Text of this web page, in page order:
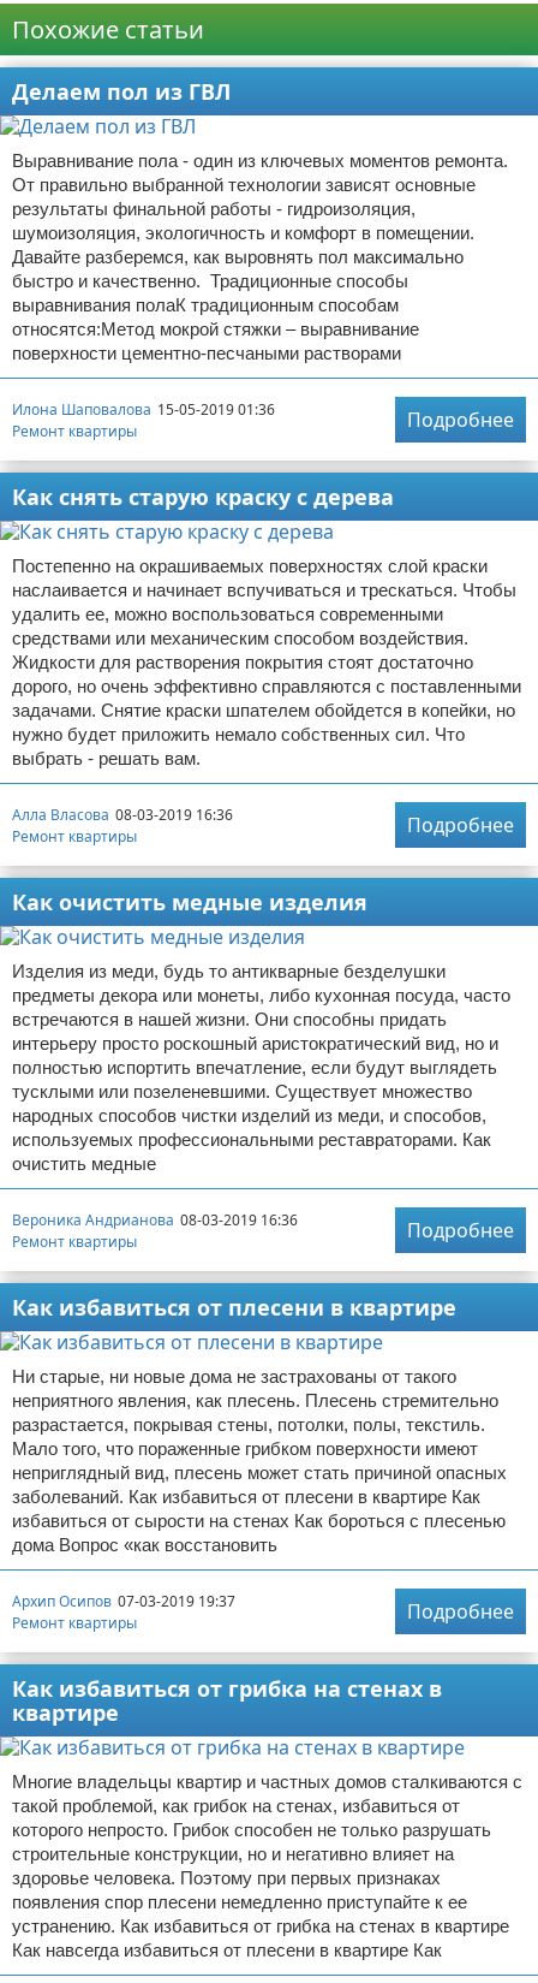
Похожие статьи
Делаем пол из ГВЛ
Выравнивание пола - один из ключевых моментов ремонта.
От правильно выбранной технологии зависят основные
результаты финальной работы - гидроизоляция,
шумоизоляция, экологичность и комфорт в помещении.
Давайте разберемся, как выровнять пол максимально
быстро и качественно. Традиционные способы
выравнивания полаК традиционным способам
относятся:Метод мокрой стяжки – выравнивание
поверхности цементно-песчаными растворами
Илона Шаповалова 15-05-2019 01:36
Ремонт квартиры
Подробнее
Как снять старую краску с дерева
Постепенно на окрашиваемых поверхностях слой краски
наслаивается и начинает вспучиваться и трескаться. Чтобы
удалить ее, можно воспользоваться современными
средствами или механическим способом воздействия.
Жидкости для растворения покрытия стоят достаточно
дорого, но очень эффективно справляются с поставленными
задачами. Снятие краски шпателем обойдется в копейки, но
нужно будет приложить немало собственных сил. Что
выбрать - решать вам.
Алла Власова 08-03-2019 16:36
Ремонт квартиры
Подробнее
Как очистить медные изделия
Изделия из меди, будь то антикварные безделушки
предметы декора или монеты, либо кухонная посуда, часто
встречаются в нашей жизни. Они способны придать
интерьеру просто роскошный аристократический вид, но и
полностью испортить впечатление, если будут выглядеть
тусклыми или позеленевшими. Существует множество
народных способов чистки изделий из меди, и способов,
используемых профессиональными реставраторами. Как
очистить медные
Вероника Андрианова 08-03-2019 16:36
Ремонт квартиры
Подробнее
Как избавиться от плесени в квартире
Ни старые, ни новые дома не застрахованы от такого
неприятного явления, как плесень. Плесень стремительно
разрастается, покрывая стены, потолки, полы, текстиль.
Мало того, что пораженные грибком поверхности имеют
неприглядный вид, плесень может стать причиной опасных
заболеваний. Как избавиться от плесени в квартире Как
избавиться от сырости на стенах Как бороться с плесенью
дома Вопрос «как восстановить
Архип Осипов 07-03-2019 19:37
Ремонт квартиры
Подробнее
Как избавиться от грибка на стенах в
квартире
Многие владельцы квартир и частных домов сталкиваются с
такой проблемой, как грибок на стенах, избавиться от
которого непросто. Грибок способен не только разрушать
строительные конструкции, но и негативно влияет на
здоровье человека. Поэтому при первых признаках
появления спор плесени немедленно приступайте к ее
устранению. Как избавиться от грибка на стенах в квартире
Как навсегда избавиться от плесени в квартире Как